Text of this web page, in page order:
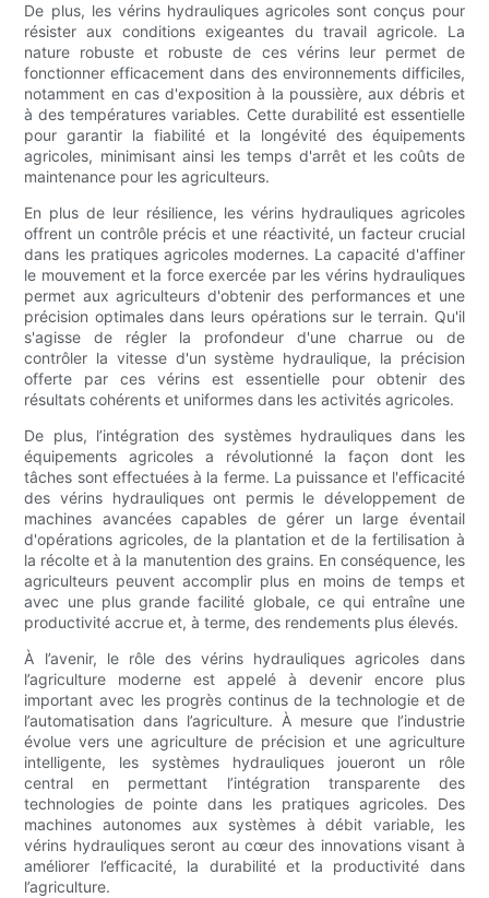
De plus, les vérins hydrauliques agricoles sont conçus pour
résister aux conditions exigeantes du travail agricole. La
nature robuste et robuste de ces vérins leur permet de
fonctionner efficacement dans des environnements difficiles,
notamment en cas d'exposition à la poussière, aux débris et
à des températures variables. Cette durabilité est essentielle
pour garantir la fiabilité et la longévité des équipements
agricoles, minimisant ainsi les temps d'arrêt et les coûts de
maintenance pour les agriculteurs.
En plus de leur résilience, les vérins hydrauliques agricoles
offrent un contrôle précis et une réactivité, un facteur crucial
dans les pratiques agricoles modernes. La capacité d'affiner
le mouvement et la force exercée par les vérins hydrauliques
permet aux agriculteurs d'obtenir des performances et une
précision optimales dans leurs opérations sur le terrain. Qu'il
s'agisse de régler la profondeur d'une charrue ou de
contrôler la vitesse d'un système hydraulique, la précision
offerte par ces vérins est essentielle pour obtenir des
résultats cohérents et uniformes dans les activités agricoles.
De plus, l’intégration des systèmes hydrauliques dans les
équipements agricoles a révolutionné la façon dont les
tâches sont effectuées à la ferme. La puissance et l'efficacité
des vérins hydrauliques ont permis le développement de
machines avancées capables de gérer un large éventail
d'opérations agricoles, de la plantation et de la fertilisation à
la récolte et à la manutention des grains. En conséquence, les
agriculteurs peuvent accomplir plus en moins de temps et
avec une plus grande facilité globale, ce qui entraîne une
productivité accrue et, à terme, des rendements plus élevés.
À l’avenir, le rôle des vérins hydrauliques agricoles dans
l’agriculture moderne est appelé à devenir encore plus
important avec les progrès continus de la technologie et de
l’automatisation dans l’agriculture. À mesure que l’industrie
évolue vers une agriculture de précision et une agriculture
intelligente, les systèmes hydrauliques joueront un rôle
central en permettant l’intégration transparente des
technologies de pointe dans les pratiques agricoles. Des
machines autonomes aux systèmes à débit variable, les
vérins hydrauliques seront au cœur des innovations visant à
améliorer l’efficacité, la durabilité et la productivité dans
l’agriculture.